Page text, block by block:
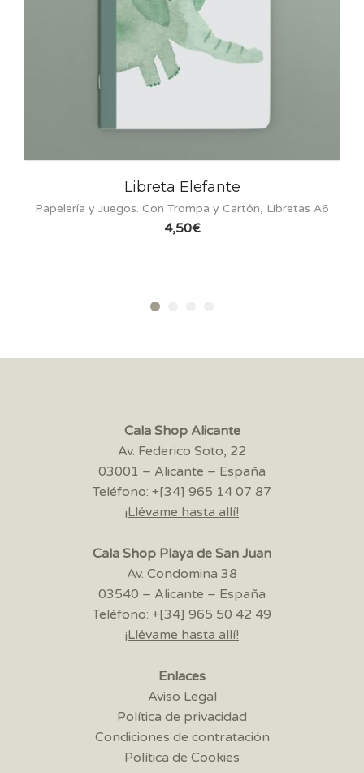
Libreta Elefante
Papelería y Juegos. Con Trompa y Cartón,Libretas A6
4,50€
Cala Shop Alicante
Av. Federico Soto, 22
03001 – Alicante – España
Teléfono: +[34] 965 14 07 87
¡Llévame hasta allí!
Cala Shop Playa de San Juan
Av. Condomina 38
03540 – Alicante – España
Teléfono: +[34] 965 50 42 49
¡Llévame hasta allí!
Enlaces
Aviso Legal
Política de privacidad
Condiciones de contratación
Política de Cookies